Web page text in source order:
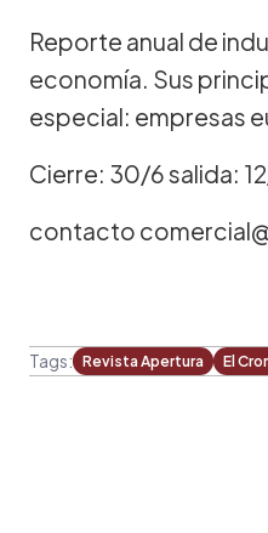
Reporte anual de
economía. Sus
especial: empresas
Cierre: 30/6 salida:
contacto
Tags: Revista Apertura El